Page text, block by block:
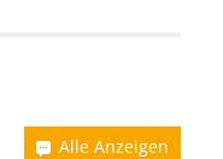
Alle Anzeigen